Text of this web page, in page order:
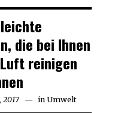
die bei Ihnen
reinigen
2017 April in Umwelt